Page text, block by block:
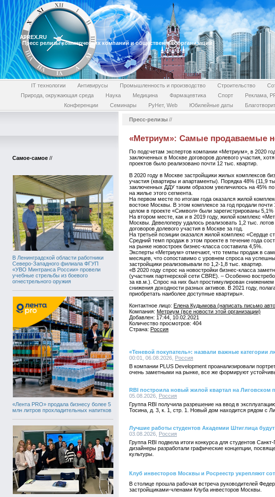
ATREX.RU
Пресс релизы коммерческих компаний и общественных организаций
IT технологии Антивирусы Промышленность и производство Строительство
Природа, окружающая среда
Наука Медицина Фармацевтика Спорт Реклама,
Конференции
Семинары РуНет, Web Юбилейные даты
Самое-самое //
В Ленинградской области работники
Северо-Западного филиала ФГУП
«УВО Минтранса России» провели
учебные стрельбы из боевого
огнестрельного оружия
«Лента PRO» продала бизнесу более 5
млн литров прохладительных напитков
Пресс-релизы //
«Метриум»: Самые продаваемые
По подсчетам экспертов компании «Метриум», в 2020
заключенных в Москве договоров долевого участия,
проектов было реализовано почти 12 тыс. квартир.
В 2020 году в Москве застройщики жилых комплексов
участия (квартиры и апартаменты). Порядка 48% (11,9
заключенных ДДУ таким образом увеличилось на 45%
на жилье этого сегмента.
На первом месте по итогам года оказался жилой
востоке Москвы. В этом комплексе за год продали
целом в проекте «Символ» были зарегистрированы
На втором месте, как и в 2019 году, жилой комплекс
Москвы. Девелоперу удалось реализовать 1,2 тыс.
договоров долевого участия в Москве за год.
На третьей позиции оказался жилой комплекс «Сердце
Средний темп продаж в этом проекте в течение года
на рынке новостроек бизнес-класса составила 4,5%.
Эксперты «Метриум» отмечают, что темпы продаж в
месяцев, что сопоставимо с уровнем спроса на
застройщики реализовывали по 1,2-1,8 тыс. квартир.
«В 2020 году спрос на новостройки бизнес-класса
(участник партнерской сети CBRE). – Особенно
за кв.м.). Спрос на них был простимулирован снижением
снижения доходности разных активов. В 2021 году,
приобретать наиболее доступные квартиры».
Контактное лицо: Елена Кудымова (написать письмо
Компания: Метриум (все новости этой организации)
Добавлен: 17:44, 10.02.2021
Количество просмотров: 404
Страна: Россия
«Теневой покупатель»: назвали важные категории
00:01, 06.08.2026, Россия
В компании PLUS Development проанализировали
очень заметными на рынке, все же формируют
RBI построила новый жилой квартал на Лиговском
05.08.2026, Россия
Группа RBI получила разрешение на ввод в
Тосина, д. 3, к. 1, стр. 1. Новый дом находится рядом с
Лучшие работы студентов Академии Штиглица
03.08.2026, Россия
Группа RBI подвела итоги конкурса для студентов
дизайнеры разработали графические концепции,
культуры.
Клуб инвесторов Москвы и Росреестр укрепляют
В столице прошла рабочая встреча руководителей
застройщиками-членами Клуба инвесторов Москвы.